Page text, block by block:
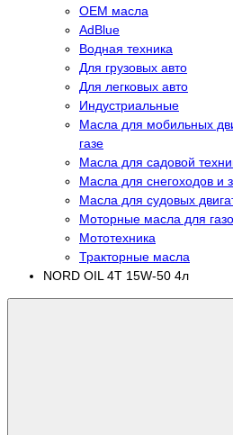
OEM масла
АdBlue
Водная техника
Для грузовых авто
Для легковых авто
Индустриальные
Масла для мобильных
газе
Масла для садовой
Масла для снегоходов и
Масла для судовых
Моторные масла для
Мототехника
Тракторные масла
NORD OIL 4Т 15W-50 4л